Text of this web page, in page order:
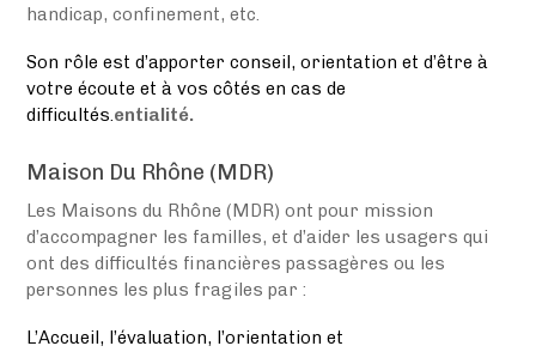
handicap, confinement, etc.
Son rôle est d’apporter conseil, orientation et d’être à
votre écoute et à vos côtés en cas de
difficultés.entialité.
Maison Du Rhône (MDR)
Les Maisons du Rhône (MDR) ont pour mission
d’accompagner les familles, et d’aider les usagers qui
ont des difficultés financières passagères ou les
personnes les plus fragiles par :
L’Accueil, l’évaluation, l’orientation et